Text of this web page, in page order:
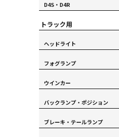
D4S・D4R
トラック用
ヘッドライト
フォグランプ
ウインカー
バックランプ・ポジション
ブレーキ・テールランプ